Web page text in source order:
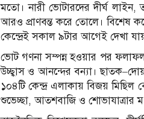
মতো। নারী ভোটারদের দীর্ঘ লাইন,
আরও প্রাণবন্ত করে তোলে। বিশেষ
কেন্দ্রেই সকাল ৯টার আগেই দেখা
ভোট গণনা সম্পন্ন হওয়ার পর ফলাফল
উচ্ছ্বাস ও আনন্দের বন্যা।
১০৪টি কেন্দ্র এলাকায় বিজয়
শুভেচ্ছা, আতশবাজি ও শোভাযাত্রার